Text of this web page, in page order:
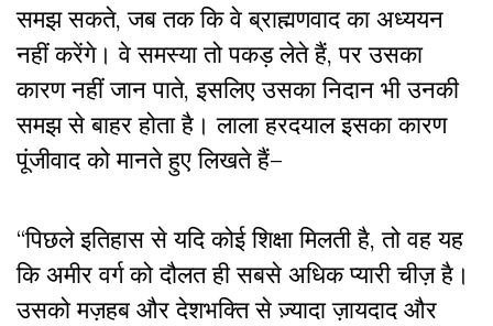
समझ सकते, जब तक कि वे ब्राह्मणवाद का अध्ययन
नहीं करेंगे। वे समस्या तो पकड़ लेते हैं, पर उसका
कारण नहीं जान पाते, इसलिए उसका निदान भी उनकी
समझ से बाहर होता है। लाला हरदयाल इसका कारण
पूंजीवाद को मानते हुए लिखते हैं–
“पिछले इतिहास से यदि कोई शिक्षा मिलती है, तो वह यह
कि अमीर वर्ग को दौलत ही सबसे अधिक प्यारी चीज़ है।
उसको मज़हब और देशभक्ति से ज़्यादा ज़ायदाद और